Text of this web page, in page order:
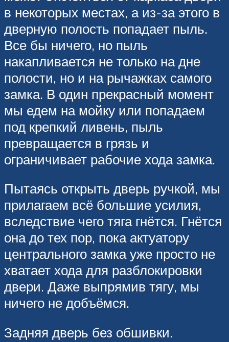
в некоторых местах, а из-за этого в
дверную полость попадает пыль.
Все бы ничего, но пыль
накапливается не только на дне
полости, но и на рычажках самого
замка. В один прекрасный момент
мы едем на мойку или попадаем
под крепкий ливень, пыль
превращается в грязь и
ограничивает рабочие хода замка.
Пытаясь открыть дверь ручкой, мы
прилагаем всё большие усилия,
вследствие чего тяга гнётся. Гнётся
она до тех пор, пока актуатору
центрального замка уже просто не
хватает хода для разблокировки
двери. Даже выпрямив тягу, мы
ничего не добъёмся.
Задняя дверь без обшивки.